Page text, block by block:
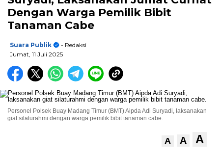
Dengan Warga Pemilik Bibit
Tanaman Cabe
Suara Publik
- Redaksi
Jumat, 11 Juli 2025
Personel Polsek Buay Madang Timur (BMT) Aipda Adi Suryadi, laksanakan
giat silaturahmi dengan warga pemilik bibit tanaman cabe.
A A A